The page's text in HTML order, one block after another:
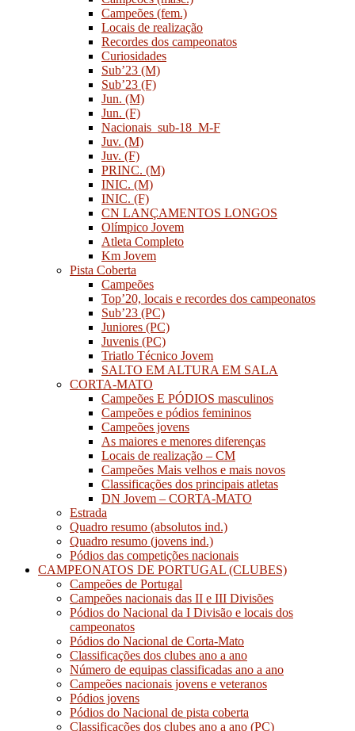
Campeões (fem.)
Locais de realização
Recordes dos campeonatos
Curiosidades
Sub’23 (M)
Sub’23 (F)
Jun. (M)
Jun. (F)
Nacionais_sub-18_M-F
Juv. (M)
Juv. (F)
PRINC. (M)
INIC. (M)
INIC. (F)
CN LANÇAMENTOS LONGOS
Olímpico Jovem
Atleta Completo
Km Jovem
Pista Coberta
Campeões
Top’20, locais e recordes dos campeonatos
Sub’23 (PC)
Juniores (PC)
Juvenis (PC)
Triatlo Técnico Jovem
SALTO EM ALTURA EM SALA
CORTA-MATO
Campeões E PÓDIOS masculinos
Campeões e pódios femininos
Campeões jovens
As maiores e menores diferenças
Locais de realização – CM
Campeões Mais velhos e mais novos
Classificações dos principais atletas
DN Jovem – CORTA-MATO
Estrada
Quadro resumo (absolutos ind.)
Quadro resumo (jovens ind.)
Pódios das competições nacionais
CAMPEONATOS DE PORTUGAL (CLUBES)
Campeões de Portugal
Campeões nacionais das II e III Divisões
Pódios do Nacional da I Divisão e locais dos
campeonatos
Pódios do Nacional de Corta-Mato
Classificações dos clubes ano a ano
Número de equipas classificadas ano a ano
Campeões nacionais jovens e veteranos
Pódios jovens
Pódios do Nacional de pista coberta
Classificações dos clubes ano a ano (PC)